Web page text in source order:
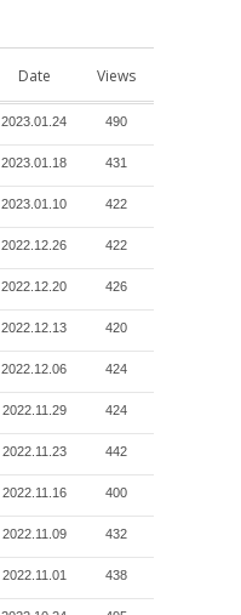
Date Views
2023.01.24 490
2023.01.18 431
2023.01.10 422
2022.12.26 422
2022.12.20 426
2022.12.13 420
2022.12.06 424
2022.11.29 424
2022.11.23 442
2022.11.16 400
2022.11.09 432
2022.11.01 438